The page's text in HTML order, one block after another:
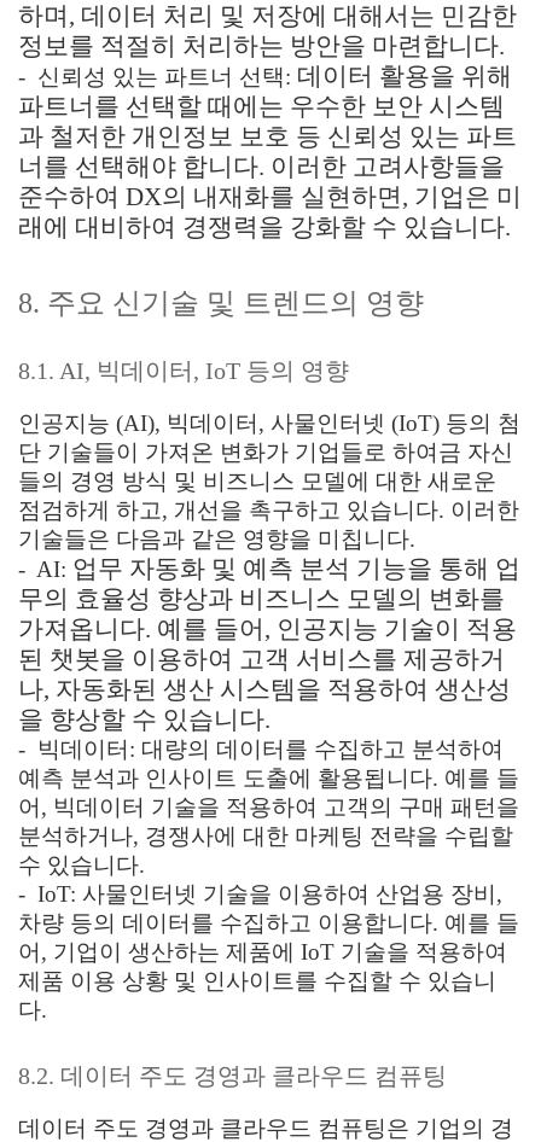
하며, 데이터 처리 및 저장에 대해서는 민감한
정보를 적절히 처리하는 방안을 마련합니다.
- 신뢰성 있는 파트너 선택: 데이터 활용을 위해
파트너를 선택할 때에는 우수한 보안 시스템
과 철저한 개인정보 보호 등 신뢰성 있는 파트
너를 선택해야 합니다. 이러한 고려사항들을
준수하여 DX의 내재화를 실현하면, 기업은 미
래에 대비하여 경쟁력을 강화할 수 있습니다.
8. 주요 신기술 및 트렌드의 영향
8.1. AI, 빅데이터, IoT 등의 영향
인공지능 (AI), 빅데이터, 사물인터넷 (IoT) 등의 첨
단 기술들이 가져온 변화가 기업들로 하여금 자신
들의 경영 방식 및 비즈니스 모델에 대한 새로운
점검하게 하고, 개선을 촉구하고 있습니다. 이러한
기술들은 다음과 같은 영향을 미칩니다.
- AI: 업무 자동화 및 예측 분석 기능을 통해 업
무의 효율성 향상과 비즈니스 모델의 변화를
가져옵니다. 예를 들어, 인공지능 기술이 적용
된 챗봇을 이용하여 고객 서비스를 제공하거
나, 자동화된 생산 시스템을 적용하여 생산성
을 향상할 수 있습니다.
- 빅데이터: 대량의 데이터를 수집하고 분석하여
예측 분석과 인사이트 도출에 활용됩니다. 예를 들
어, 빅데이터 기술을 적용하여 고객의 구매 패턴을
분석하거나, 경쟁사에 대한 마케팅 전략을 수립할
수 있습니다.
- IoT: 사물인터넷 기술을 이용하여 산업용 장비,
차량 등의 데이터를 수집하고 이용합니다. 예를 들
어, 기업이 생산하는 제품에 IoT 기술을 적용하여
제품 이용 상황 및 인사이트를 수집할 수 있습니
다.
8.2. 데이터 주도 경영과 클라우드 컴퓨팅
데이터 주도 경영과 클라우드 컴퓨팅은 기업의 경